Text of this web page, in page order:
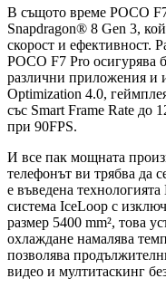
В същото време POCO
Snapdragon® 8 Gen 3,
скорост и ефективност.
POCO F7 Pro осигурява
различни приложения и
Optimization 4.0,
със Smart Frame Rate до
при 90FPS.
И все пак мощната
телефонът ви трябва да
е въведена
система IceLoop с
размер 5400 mm², това
охлаждане намалява
позволява
видео и мултитаскинг